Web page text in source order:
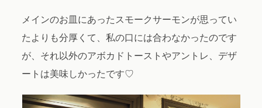
メインのお皿にあったスモークサーモンが思ってい
たよりも分厚くて、私の口には合わなかったのです
が、それ以外のアボカドトーストやアントレ、デザ
ートは美味しかったです♡